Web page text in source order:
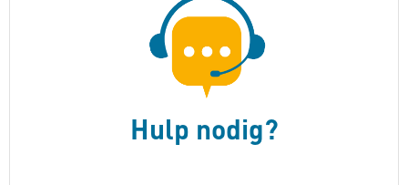
Hulp nodig?